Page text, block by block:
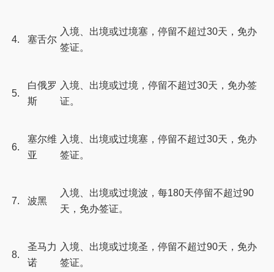
4. 塞舌尔
入境、出境或过境塞，停留不超过30天，免办
签证。
5.
白俄罗
斯
入境、出境或过境，停留不超过30天，免办签
证。
6.
塞尔维
亚
入境、出境或过境塞，停留不超过30天，免办
签证。
7. 波黑
入境、出境或过境波，每180天停留不超过90
天，免办签证。
8.
圣马力
诺
入境、出境或过境圣，停留不超过90天，免办
签证。